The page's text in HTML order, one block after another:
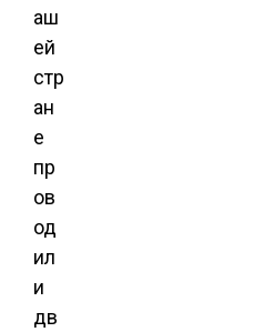
аш
ей
стр
ан
е
пр
ов
од
ил
и
дв